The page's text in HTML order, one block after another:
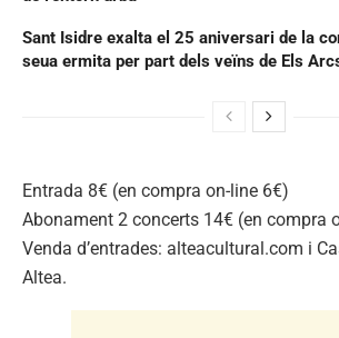
Sant Isidre exalta el 25 aniversari de la
seua ermita per part dels veïns de Els
Entrada 8€ (en compra on-line 6€)
Abonament 2 concerts 14€ (en compra
Venda d’entrades: alteacultural.com i
Altea.